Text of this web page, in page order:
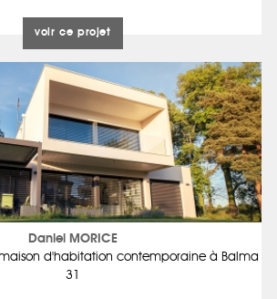
voir ce projet
Daniel MORICE
d'habitation contemporaine à Balma
31